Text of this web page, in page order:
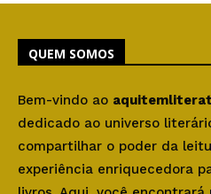
QUEM SOMOS
Bem-vindo ao
dedicado ao universo
compartilhar o poder da
experiência enriquecedora